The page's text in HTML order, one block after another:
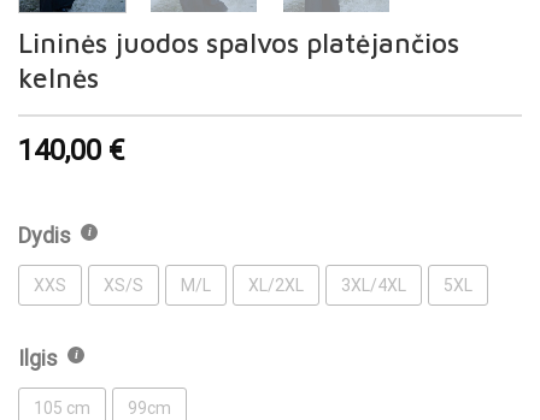
Lininės juodos spalvos platėjančios
kelnės
140,00 €
Dydis
XXS XS/S M/L XL/2XL 3XL/4XL 5XL
Ilgis
105 cm 99cm